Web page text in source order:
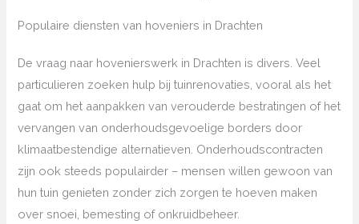
Populaire diensten van hoveniers in Drachten
De vraag naar hovenierswerk in Drachten is divers. Veel
particulieren zoeken hulp bij tuinrenovaties, vooral als het
gaat om het aanpakken van verouderde bestratingen of het
vervangen van onderhoudsgevoelige borders door
klimaatbestendige alternatieven. Onderhoudscontracten
zijn ook steeds populairder – mensen willen gewoon van
hun tuin genieten zonder zich zorgen te hoeven maken
over snoei, bemesting of onkruidbeheer.